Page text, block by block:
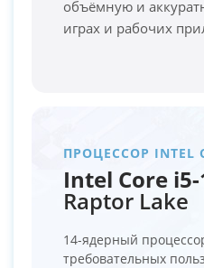
объёмную и
играх и рабочих
ПРОЦЕССОР INTEL
Intel Core i5-
Raptor Lake
14-ядерный
требовательных